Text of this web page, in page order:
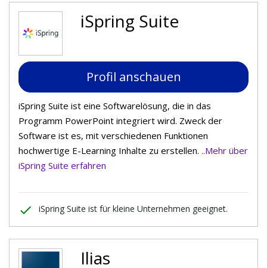
iSpring Suite
Profil anschauen
iSpring Suite ist eine Softwarelösung, die in das
Programm PowerPoint integriert wird. Zweck der
Software ist es, mit verschiedenen Funktionen
hochwertige E-Learning Inhalte zu erstellen. ..Mehr über
iSpring Suite erfahren
done iSpring Suite ist für kleine Unternehmen geeignet.
Ilias